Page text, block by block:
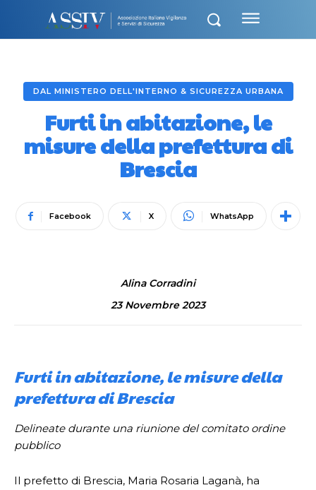
DAL MINISTERO DELL'INTERNO & SICUREZZA URBANA
Furti in abitazione, le
misure della prefettura di
Brescia
Facebook X WhatsApp
Alina Corradini
23 Novembre 2023
Furti in abitazione, le misure della
prefettura di Brescia
Delineate durante una riunione del comitato ordine
pubblico
Il prefetto di Brescia, Maria Rosaria Laganà, ha